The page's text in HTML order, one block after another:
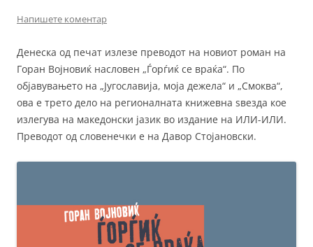
Напишете коментар
Денеска од печат излезе преводот на новиот роман на
Горан Војновиќ насловен „Ѓорѓиќ се враќа“. По
објавувањето на „Југославија, моја дежела“ и „Смоква“,
ова е трето дело на регионалната книжевна ѕвезда кое
излегува на македонски јазик во издание на ИЛИ-ИЛИ.
Преводот од словенечки е на Давор Стојановски.